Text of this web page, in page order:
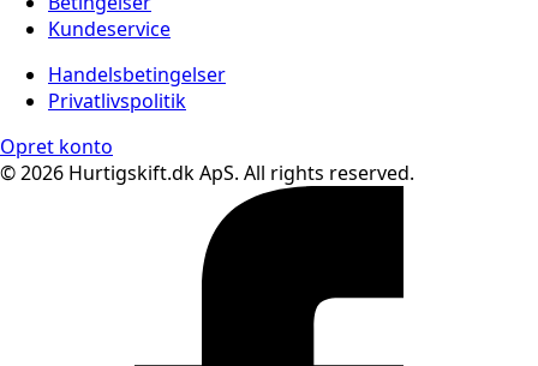
Kundeservice
Handelsbetingelser
Privatlivspolitik
Opret konto
© 2026 Hurtigskift.dk ApS. All rights reserved.